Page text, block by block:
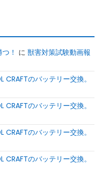
！ に 獣害対策試験動画報
のバッテリー交換。
のバッテリー交換。
のバッテリー交換。
のバッテリー交換。